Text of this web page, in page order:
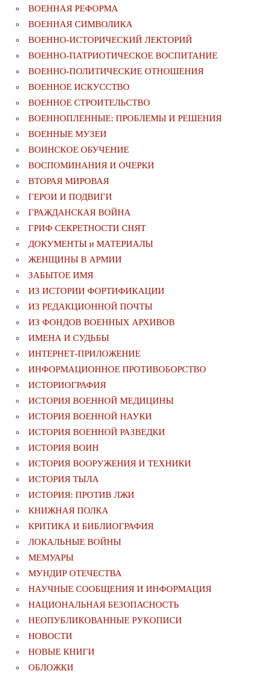
ВОЕННАЯ РЕФОРМА
ВОЕННАЯ СИМВОЛИКА
ВОЕННО-ИСТОРИЧЕСКИЙ ЛЕКТОРИЙ
ВОЕННО-ПАТРИОТИЧЕСКОЕ ВОСПИТАНИЕ
ВОЕННО-ПОЛИТИЧЕСКИE ОТНОШЕНИЯ
ВОЕННОЕ ИСКУССТВО
ВОЕННОЕ СТРОИТЕЛЬСТВО
ВОЕННОПЛЕННЫЕ: ПРОБЛЕМЫ И РЕШЕНИЯ
ВОЕННЫЕ МУЗЕИ
ВОИНСКОЕ ОБУЧЕНИЕ
ВОСПОМИНАНИЯ И ОЧЕРКИ
ВТОРАЯ МИРОВАЯ
ГЕРОИ И ПОДВИГИ
ГРАЖДАНСКАЯ ВОЙНА
ГРИФ СЕКРЕТНОСТИ СНЯТ
ДОКУМЕНТЫ и МАТЕРИАЛЫ
ЖЕНЩИНЫ В АРМИИ
ЗАБЫТОЕ ИМЯ
ИЗ ИСТОРИИ ФОРТИФИКАЦИИ
ИЗ РЕДАКЦИОННОЙ ПОЧТЫ
ИЗ ФОНДОВ ВОЕННЫХ АРХИВОВ
ИМЕНА И СУДЬБЫ
ИНТЕРНЕТ-ПРИЛОЖЕНИЕ
ИНФОРМАЦИОННОЕ ПРОТИВОБОРСТВО
ИСТОРИОГРАФИЯ
ИСТОРИЯ ВОЕННОЙ МЕДИЦИНЫ
ИСТОРИЯ ВОЕННОЙ НАУКИ
ИСТОРИЯ ВОЕННОЙ РАЗВЕДКИ
ИСТОРИЯ ВОИН
ИСТОРИЯ ВООРУЖЕНИЯ И ТЕХНИКИ
ИСТОРИЯ ТЫЛА
ИСТОРИЯ: ПРОТИВ ЛЖИ
КНИЖНАЯ ПОЛКА
КРИТИКА И БИБЛИОГРАФИЯ
ЛОКАЛЬНЫЕ ВОЙНЫ
МЕМУАРЫ
МУНДИР ОТЕЧЕСТВА
НАУЧНЫЕ СООБЩЕНИЯ И ИНФОРМАЦИЯ
НАЦИОНАЛЬНАЯ БЕЗОПАСНОСТЬ
НЕОПУБЛИКОВАННЫЕ РУКОПИСИ
НОВОСТИ
НОВЫЕ КНИГИ
ОБЛОЖКИ